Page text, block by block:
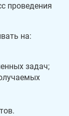
проведения
на:
задач;